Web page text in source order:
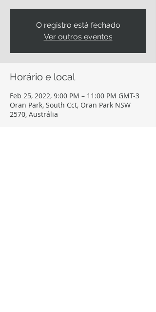
O registro está fechado
Ver outros eventos
Horário e local
Feb 25, 2022, 9:00 PM – 11:00 PM GMT-3
Oran Park, South Cct, Oran Park NSW
2570, Austrália